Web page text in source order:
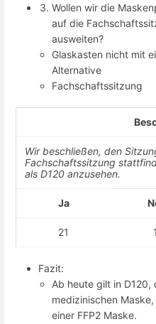
Wollen wir die
auf die
ausweiten?
Glaskasten nicht mit
Alternative
Fachschaftssitzung
Wir beschließen, den
Fachschaftssitzung
als D120 anzusehen.
Ja
21
Fazit:
Ab heute gilt in D120,
medizinischen
einer FFP2 Maske.